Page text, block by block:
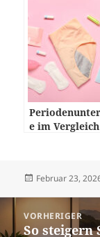
e im Vergleich
Veröffentlicht
Februar 23,
Beitragsnavigation
VORHERIGER
Vorheriger
So